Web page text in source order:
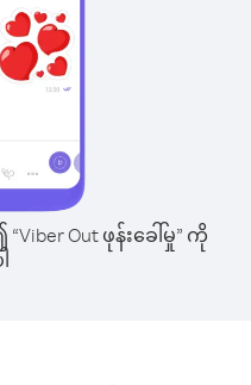
Out ဖုန်းခေါ်မှု” ကို